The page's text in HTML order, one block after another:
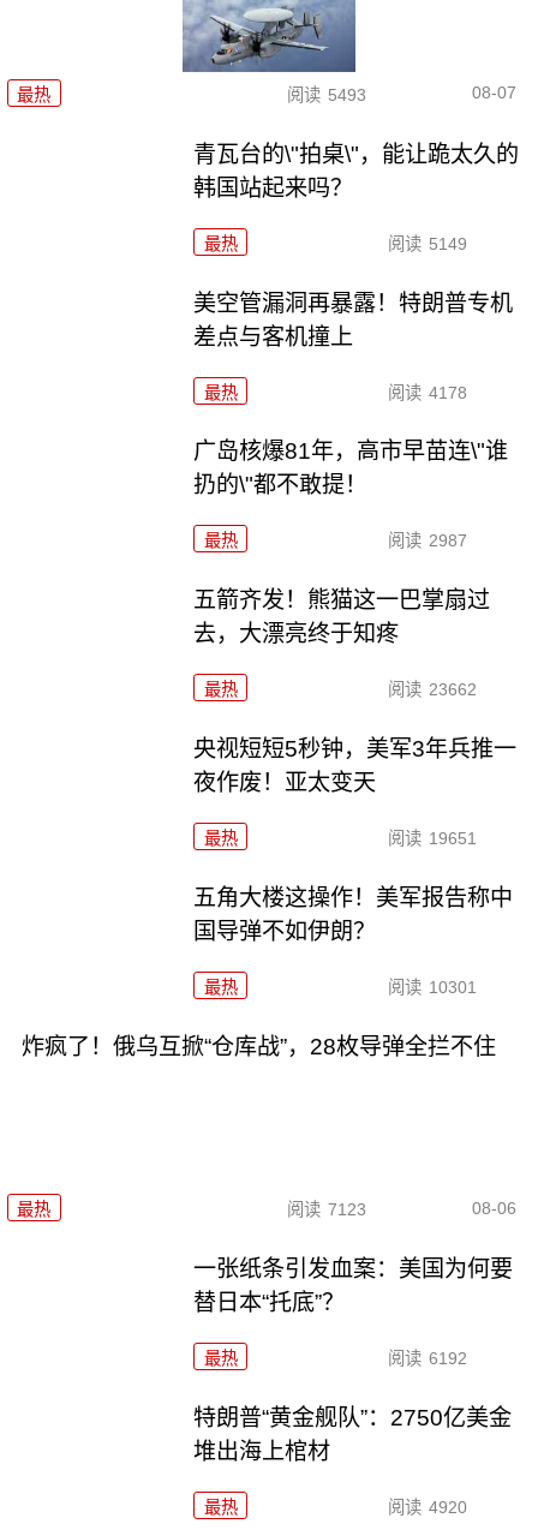
最热 阅读 5493 08-07
青瓦台的\"拍桌\"，能让跪太久的
韩国站起来吗？
最热 阅读 5149
美空管漏洞再暴露！特朗普专机
差点与客机撞上
最热 阅读 4178
广岛核爆81年，高市早苗连\"谁
扔的\"都不敢提！
最热 阅读 2987
五箭齐发！熊猫这一巴掌扇过
去，大漂亮终于知疼
最热 阅读 23662
央视短短5秒钟，美军3年兵推一
夜作废！亚太变天
最热 阅读 19651
五角大楼这操作！美军报告称中
国导弹不如伊朗？
最热 阅读 10301
炸疯了！俄乌互掀“仓库战”，28枚导弹全拦不住
最热 阅读 7123 08-06
一张纸条引发血案：美国为何要
替日本“托底”？
最热 阅读 6192
特朗普“黄金舰队”：2750亿美金
堆出海上棺材
最热 阅读 4920